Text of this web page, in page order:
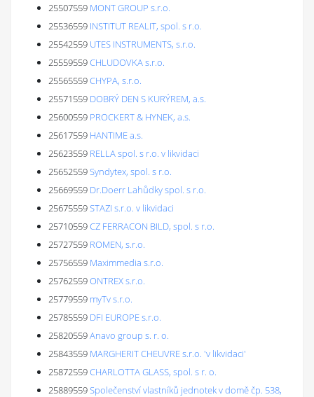
25507559 MONT GROUP s.r.o.
25536559 INSTITUT REALIT, spol. s r.o.
25542559 UTES INSTRUMENTS, s.r.o.
25559559CHLUDOVKA s.r.o.
25565559CHYPA, s.r.o.
25571559 DOBRÝ DEN S KURÝREM, a.s.
25600559 PROCKERT & HYNEK, a.s.
25617559 HANTIME a.s.
25623559 RELLA spol. s r.o. v likvidaci
25652559Syndytex, spol. s r.o.
25669559 Dr.Doerr Lahůdky spol. s r.o.
25675559STAZI s.r.o. v likvidaci
25710559CZ FERRACON BILD, spol. s r.o.
25727559 ROMEN, s.r.o.
25756559 Maximmedia s.r.o.
25762559ONTREX s.r.o.
25779559 myTv s.r.o.
25785559 DFI EUROPE s.r.o.
25820559Anavo group s. r. o.
25843559 MARGHERIT CHEUVRE s.r.o. 'v likvidaci'
25872559CHARLOTTA GLASS, spol. s r. o.
25889559Společenství vlastníků jednotek v domě čp. 538,